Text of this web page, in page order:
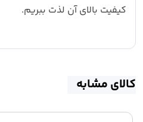
کیفیت بالای آن لذت ببریم.
کالای مشابه